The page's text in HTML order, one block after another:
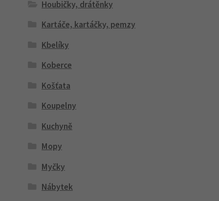
Houbičky, drátěnky
Kartáče, kartáčky, pemzy
Kbelíky
Koberce
Košťata
Koupelny
Kuchyně
Mopy
Myčky
Nábytek